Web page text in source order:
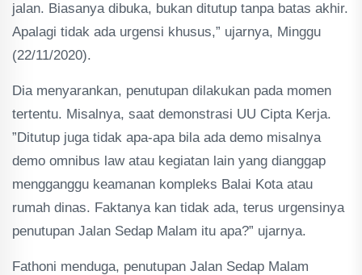
jalan. Biasanya dibuka, bukan ditutup tanpa batas akhir.
Apalagi tidak ada urgensi khusus,” ujarnya, Minggu
(22/11/2020).
Dia menyarankan, penutupan dilakukan pada momen
tertentu. Misalnya, saat demonstrasi UU Cipta Kerja.
”Ditutup juga tidak apa-apa bila ada demo misalnya
demo omnibus law atau kegiatan lain yang dianggap
mengganggu keamanan kompleks Balai Kota atau
rumah dinas. Faktanya kan tidak ada, terus urgensinya
penutupan Jalan Sedap Malam itu apa?” ujarnya.
Fathoni menduga, penutupan Jalan Sedap Malam